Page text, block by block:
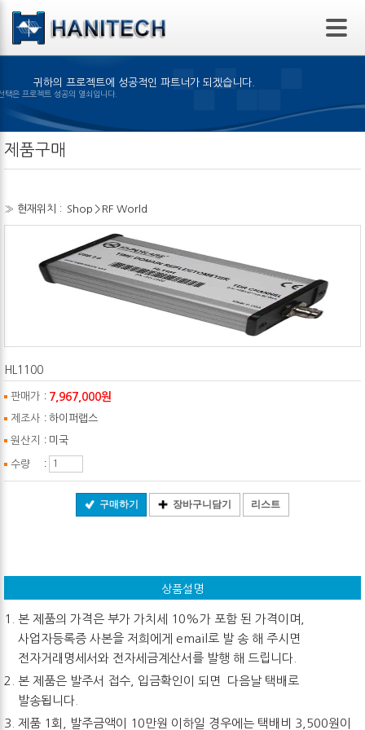
본문 바로가기
귀하의 프로젝트에 성공적인 파트너가 되겠습니다.
품의 선택은 프로젝트 성공의 열쇠입니다.
제품구매
» 현재위치 : Shop > RF World
HL1100
판매가 : 7,967,000원
제조사 : 하이퍼랩스
원산지 : 미국
수량 :
구매하기 장바구니담기 리스트
상품설명
본 제품의 가격은 부가 가치세 10%가 포함 된 가격이며,
사업자등록증 사본을 저희에게 email로 발 송 해 주시면
전자거래명세서와 전자세금계산서를 발행 해 드립니다.
본 제품은 발주서 접수, 입금확인이 되면 다음날 택배로
발송됩니다.
제품 1회, 발주금액이 10만원 이하일 경우에는 택배비 3,500원이